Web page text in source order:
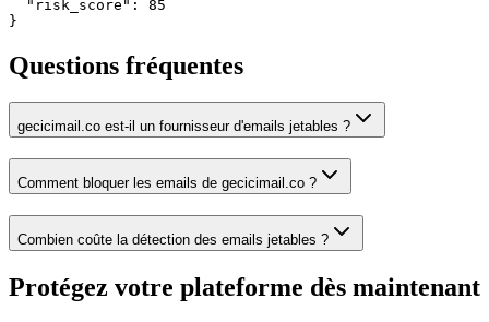
  "risk_score": 85
}
Questions fréquentes
gecicimail.co est-il un fournisseur d'emails jetables ?
Comment bloquer les emails de gecicimail.co ?
Combien coûte la détection des emails jetables ?
Protégez votre plateforme dès maintenant